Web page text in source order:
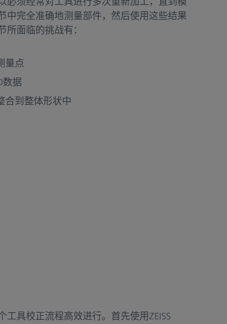
中完全准确地测量部件，然后使用这些结果
面临的挑战有：
量点
数据
合到整体形状中
具校正流程高效进行。首先使用ZEISS